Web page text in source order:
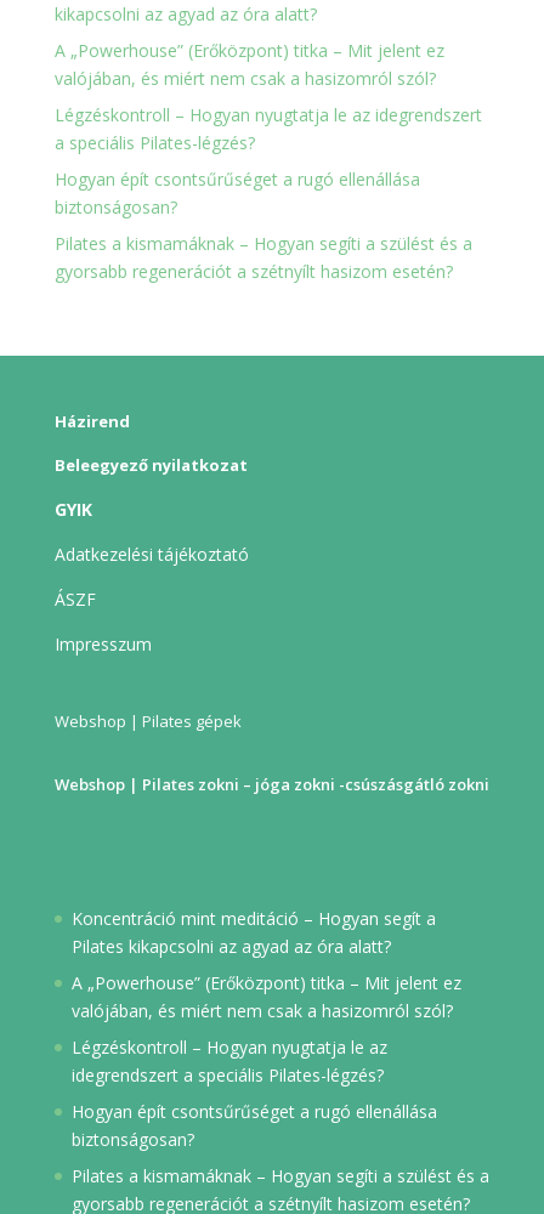
kikapcsolni az agyad az óra alatt?
A „Powerhouse” (Erőközpont) titka – Mit jelent ez
valójában, és miért nem csak a hasizomról szól?
Légzéskontroll – Hogyan nyugtatja le az idegrendszert
a speciális Pilates-légzés?
Hogyan épít csontsűrűséget a rugó ellenállása
biztonságosan?
Pilates a kismamáknak – Hogyan segíti a szülést és a
gyorsabb regenerációt a szétnyílt hasizom esetén?
Házirend
Beleegyező nyilatkozat
GYIK
Adatkezelési tájékoztató
ÁSZF
Impresszum
Webshop | Pilates gépek
Webshop | Pilates zokni – jóga zokni -csúszásgátló zokni
Koncentráció mint meditáció – Hogyan segít a
Pilates kikapcsolni az agyad az óra alatt?
A „Powerhouse” (Erőközpont) titka – Mit jelent ez
valójában, és miért nem csak a hasizomról szól?
Légzéskontroll – Hogyan nyugtatja le az
idegrendszert a speciális Pilates-légzés?
Hogyan épít csontsűrűséget a rugó ellenállása
biztonságosan?
Pilates a kismamáknak – Hogyan segíti a szülést és a
gyorsabb regenerációt a szétnyílt hasizom esetén?